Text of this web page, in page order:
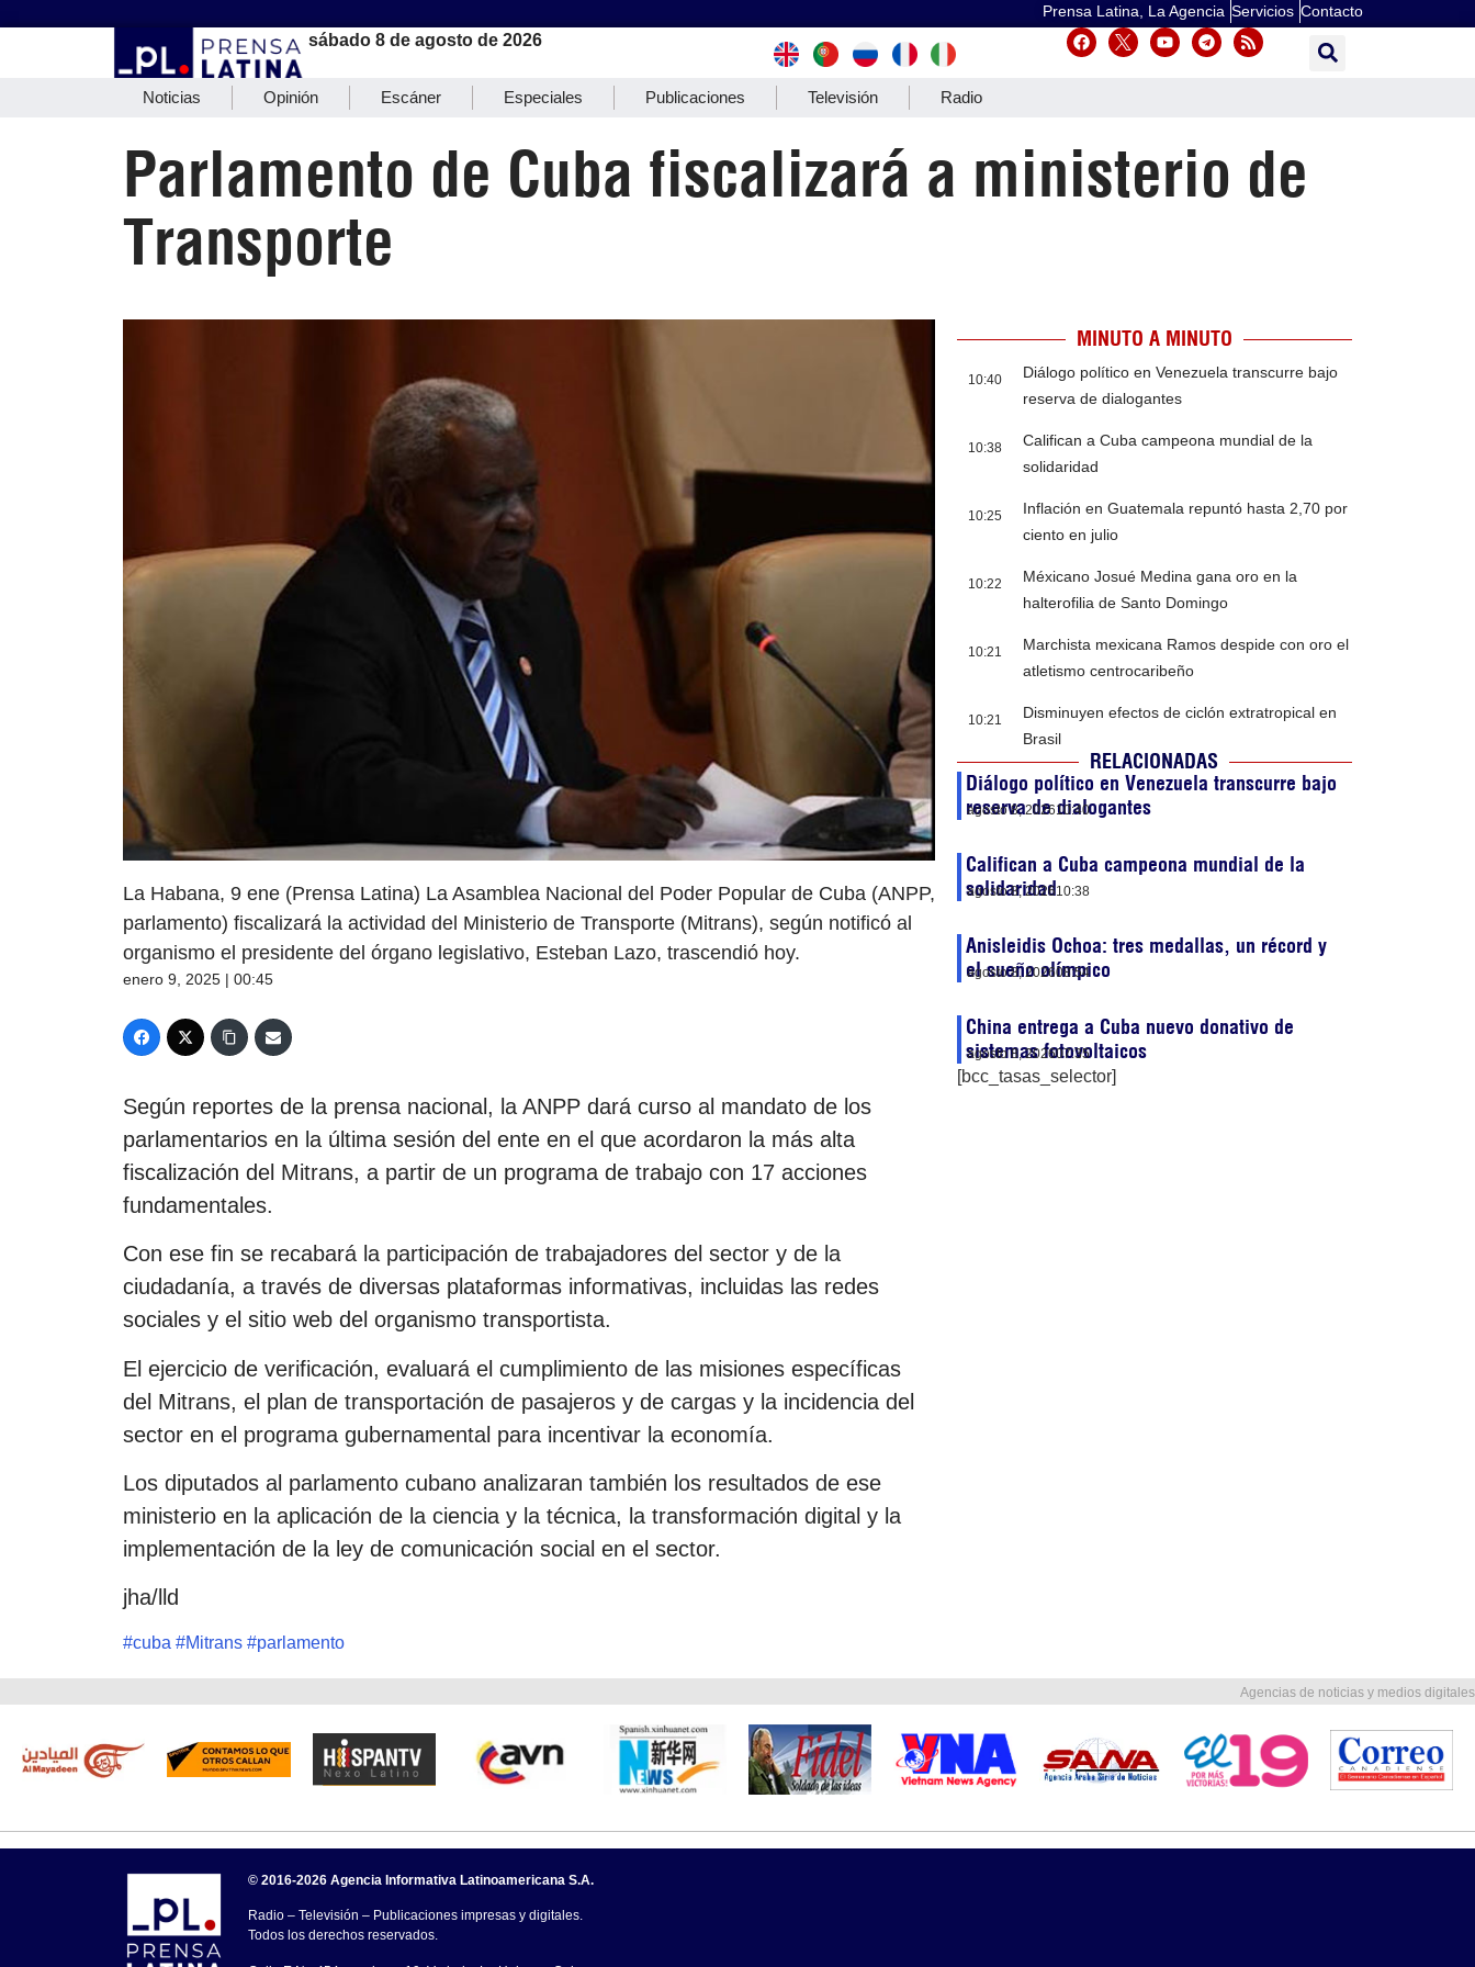
Prensa Latina, La Agencia Servicios Contacto
sábado 8 de agosto de 2026
Noticias Opinión Escáner Especiales Publicaciones Televisión Radio
Parlamento de Cuba fiscalizará a ministerio de
Transporte
La Habana, 9 ene (Prensa Latina) La Asamblea Nacional del Poder Popular de Cuba (ANPP,
parlamento) fiscalizará la actividad del Ministerio de Transporte (Mitrans), según notificó al
organismo el presidente del órgano legislativo, Esteban Lazo, trascendió hoy.
enero 9, 2025 | 00:45
Según reportes de la prensa nacional, la ANPP dará curso al mandato de los
parlamentarios en la última sesión del ente en el que acordaron la más alta
fiscalización del Mitrans, a partir de un programa de trabajo con 17 acciones
fundamentales.
Con ese fin se recabará la participación de trabajadores del sector y de la
ciudadanía, a través de diversas plataformas informativas, incluidas las redes
sociales y el sitio web del organismo transportista.
El ejercicio de verificación, evaluará el cumplimiento de las misiones específicas
del Mitrans, el plan de transportación de pasajeros y de cargas y la incidencia del
sector en el programa gubernamental para incentivar la economía.
Los diputados al parlamento cubano analizaran también los resultados de ese
ministerio en la aplicación de la ciencia y la técnica, la transformación digital y la
implementación de la ley de comunicación social en el sector.
jha/lld
#cuba #Mitrans #parlamento
MINUTO A MINUTO
10:40
Diálogo político en Venezuela transcurre bajo
reserva de dialogantes
10:38
Califican a Cuba campeona mundial de la
solidaridad
10:25
Inflación en Guatemala repuntó hasta 2,70 por
ciento en julio
10:22
Méxicano Josué Medina gana oro en la
halterofilia de Santo Domingo
10:21
Marchista mexicana Ramos despide con oro el
atletismo centrocaribeño
10:21
Disminuyen efectos de ciclón extratropical en
Brasil
RELACIONADAS
Diálogo político en Venezuela transcurre bajo
reserva de dialogantes
agosto 8, 202610:40
Califican a Cuba campeona mundial de la
solidaridad
agosto 8, 202610:38
Anisleidis Ochoa: tres medallas, un récord y
el sueño olímpico
agosto 8, 202608:54
China entrega a Cuba nuevo donativo de
sistemas fotovoltaicos
agosto 8, 202607:35
[bcc_tasas_selector]
Agencias de noticias y medios digitales
© 2016-2026 Agencia Informativa Latinoamericana S.A.
Radio – Televisión – Publicaciones impresas y digitales.
Todos los derechos reservados.